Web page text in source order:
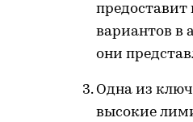
вариантов в
они
Одна из
высокие